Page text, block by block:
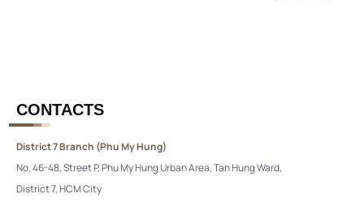
CONTACTS
District 7 Branch (Phu My Hung)
No. 46-48, Street P, Phu My Hung Urban Area, Tan Hung Ward,
District 7, HCM City